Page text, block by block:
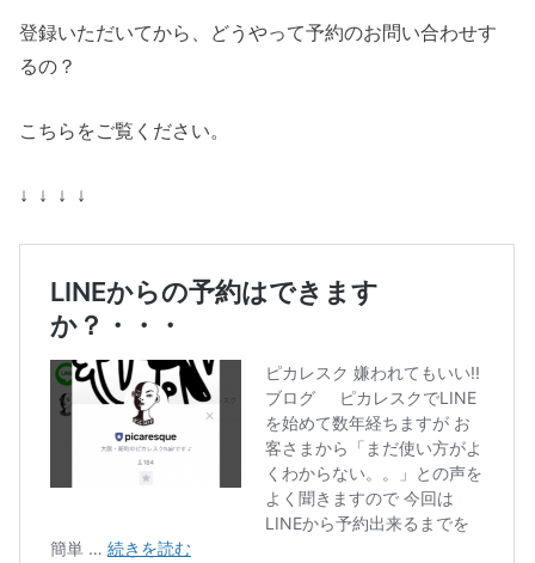
登録いただいてから、どうやって予約のお問い合わせす
るの？
こちらをご覧ください。
↓ ↓ ↓ ↓